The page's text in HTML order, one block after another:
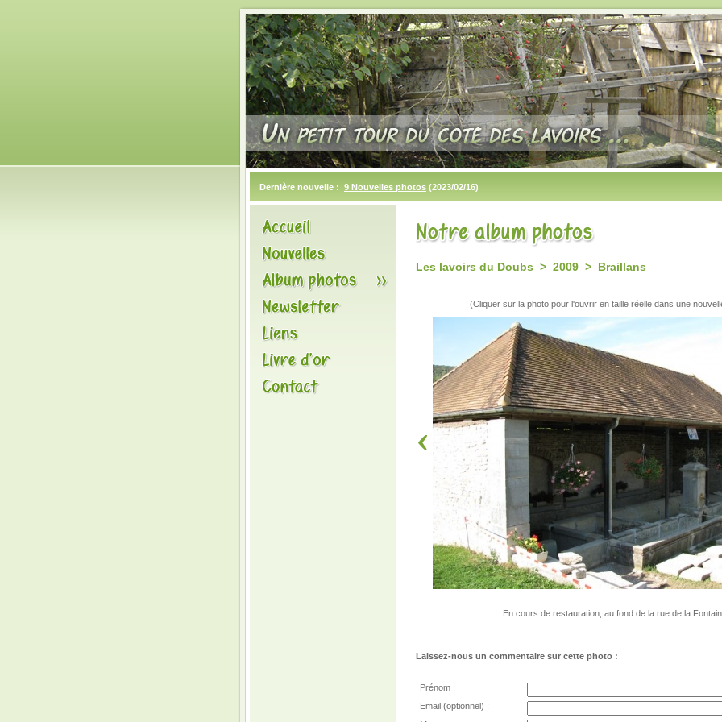
Dernière nouvelle : 9 Nouvelles photos (2023/02/16)
Les lavoirs du Doubs > 2009 > Braillans
(Cliquer sur la photo pour l'ouvrir en taille réelle dans une
En cours de restauration, au fond de la rue de la
Laissez-nous un commentaire sur cette photo :
Prénom :
Email (optionnel) :